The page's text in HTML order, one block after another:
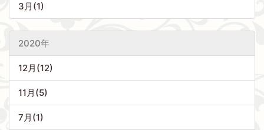
3月(1)
2020年
12月(12)
11月(5)
7月(1)